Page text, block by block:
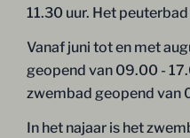
11.30 uur. Het
Vanaf juni tot en met
geopend van 09.00 -
zwembad geopend van
In het najaar is het